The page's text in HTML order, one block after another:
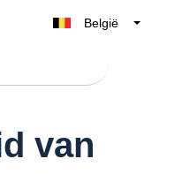
België
Nederland
van